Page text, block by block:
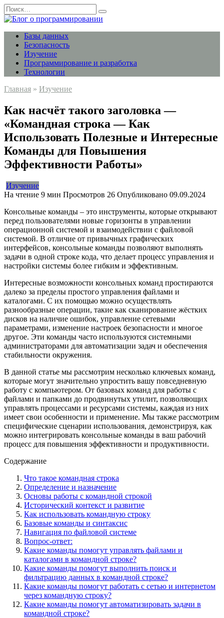
Перейти
к
содержанию
Search
for:
Базы данных
Безопасность
Изучение
Программирование и разработка
Технологии
Главная » Изучение
Как насчёт такого заголовка —
«Командная строка — Как
Использовать Полезные и Интересные
Команды для Повышения
Эффективности Работы»
Изучение
На чтение 9 мин Просмотров 26 Опубликовано 09.09.2024
Консольные команды – это инструменты, которые открывают
перед пользователями новые горизонты в управлении
операционной системой и взаимодействии с файловой
системой. В отличие от привычных графических
интерфейсов, консольные команды позволяют выполнять
задачи в одной строке кода, что делает процесс управления и
настройки системы более гибким и эффективным.
Интересные возможности консольных команд простираются
далеко за пределы простого управления файлами и
каталогами. С их помощью можно осуществлять
разнообразные операции, такие как сканирование жёстких
дисков на наличие ошибок, управление сетевыми
параметрами, изменение настроек безопасности и многое
другое. Эти команды часто используются системными
администраторами для автоматизации задач и обеспечения
стабильности окружения.
В данной статье мы рассмотрим несколько ключевых команд,
которые могут значительно упростить вашу повседневную
работу с компьютером. От базовых команд для работы с
файлами и папками до продвинутых утилит, позволяющих
управлять процессами и ресурсами системы, каждая из них
имеет свои особенности и применение. Мы также рассмотрим
специфические сценарии использования, демонстрируя, как
можно интегрировать консольные команды в ваш рабочий
процесс для повышения эффективности и продуктивности.
Содержание
Что такое командная строка
Определение и назначение
Основы работы с командной строкой
Исторический контекст и развитие
Как использовать командную строку
Базовые команды и синтаксис
Навигация по файловой системе
Вопрос-ответ:
Какие команды помогут управлять файлами и
каталогами в командной строке?
Какие команды помогут выполнить поиск и
фильтрацию данных в командной строке?
Какие команды помогут работать с сетью и интернетом
через командную строку?
Какие команды помогут автоматизировать задачи в
командной строке?